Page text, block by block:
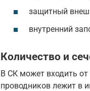
защитный
внутренний
Количество и
В СК может входить
проводников лежит в